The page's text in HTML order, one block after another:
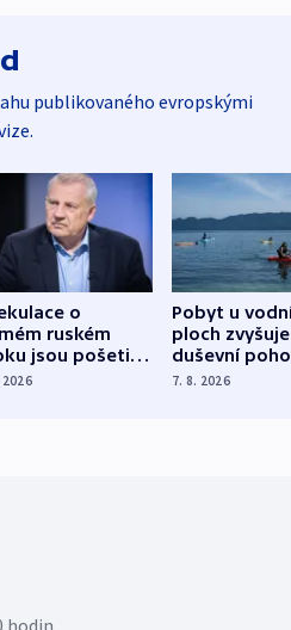
publikovaného evropskými
o
ruském
jsou pošetilé,
estonský
2026
Pobyt u
ploch zvyšuje
duševní
ukázala
7. 8. 2026